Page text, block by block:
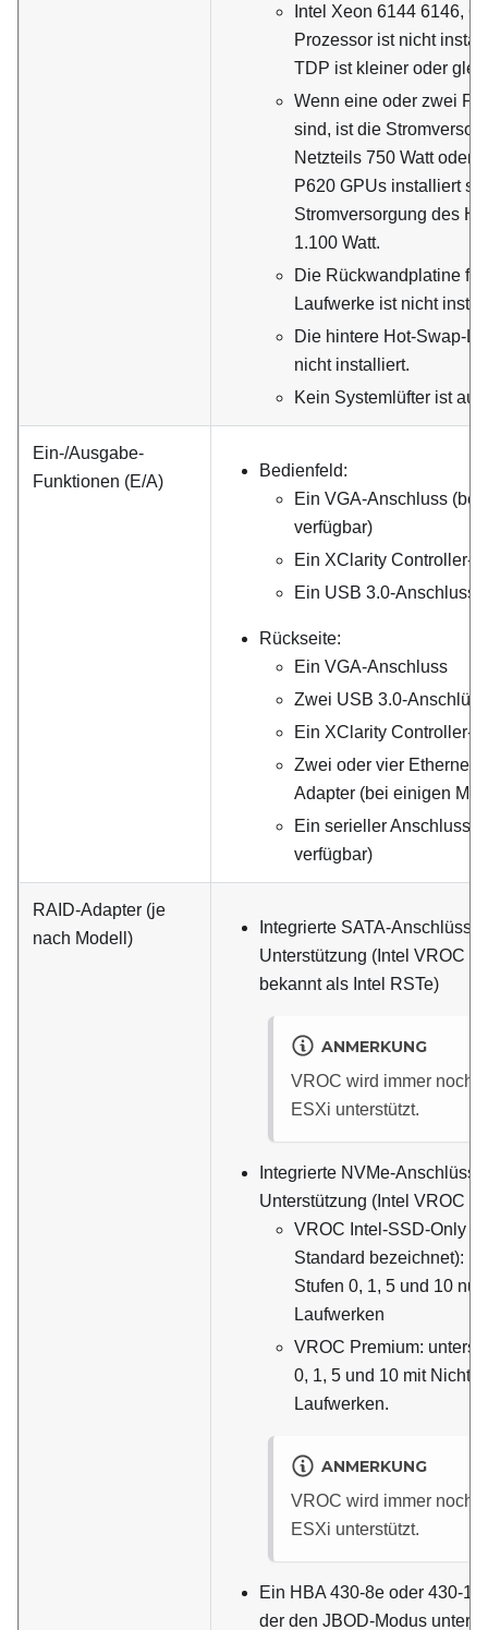
Intel Xeon 6144 6146,
Prozessor ist nicht
TDP ist kleiner oder
Wenn eine oder zwei
sind, ist die
Netzteils 750 Watt oder
P620 GPUs installiert
Stromversorgung des
1.100 Watt.
Die Rückwandplatine
Laufwerke ist nicht
Die hintere Hot-Swap-
nicht installiert.
Kein Systemlüfter ist
Ein-/Ausgabe-
Funktionen (E/A)
Bedienfeld:
Ein VGA-Anschluss
verfügbar)
Ein XClarity Controller-
Ein USB 3.0-Anschluss
Rückseite:
Ein VGA-Anschluss
Zwei USB 3.0-
Ein XClarity Controller-
Zwei oder vier Ethernet-
Adapter (bei einigen
Ein serieller Anschluss
verfügbar)
RAID-Adapter (je
nach Modell)
Integrierte SATA-
Unterstützung (Intel VROC
bekannt als Intel RSTe)
ANMERKUNG
VROC wird immer noch
ESXi unterstützt.
Integrierte NVMe-
Unterstützung (Intel VROC
VROC Intel-SSD-Only
Standard bezeichnet):
Stufen 0, 1, 5 und 10
Laufwerken
VROC Premium:
0, 1, 5 und 10 mit Nicht-
Laufwerken.
ANMERKUNG
VROC wird immer noch
ESXi unterstützt.
Ein HBA 430-8e oder 430-
der den JBOD-Modus